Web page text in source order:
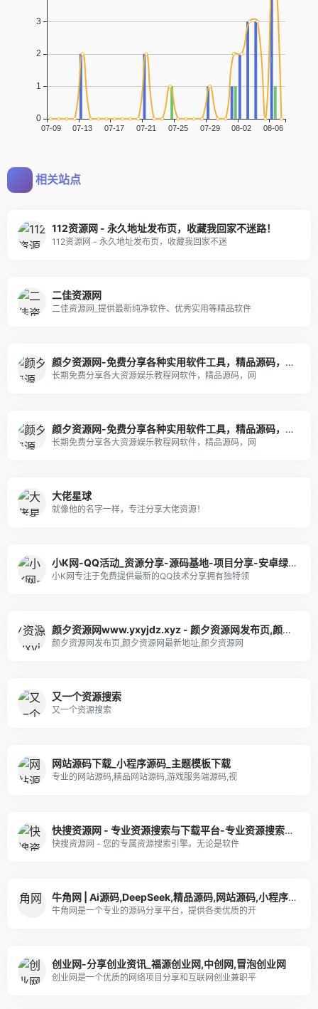
相关站点
112资源网 - 永久地址发布页，收藏我回家不迷路！
112资源网 - 永久地址发布页，收藏我回家不迷
二佳资源网
二佳资源网_提供最新纯净软件、优秀实用等精品软件
颜夕资源网-免费分享各种实用软件工具，精品源码，网上赚钱技巧，热门项目，COSER网红图片视频等等
长期免费分享各大资源娱乐教程网软件，精品源码，网
颜夕资源网-免费分享各种实用软件工具，精品源码，网上赚钱技巧，热门项目，COSER网红图片视频等等
长期免费分享各大资源娱乐教程网软件，精品源码，网
大佬星球
就像他的名字一样，专注分享大佬资源！
小K网-QQ活动_资源分享-源码基地-项目分享-安卓绿色软件基地
小K网专注于免费提供最新的QQ技术分享拥有独特领
颜夕资源网www.yxyjdz.xyz - 颜夕资源网发布页,颜夕资源网最新地址,颜夕资源网网址
颜夕资源网发布页,颜夕资源网最新地址,颜夕资源网
又一个资源搜索
又一个资源搜索
网站源码下载_小程序源码_主题模板下载
专业的网站源码,精品网站源码,游戏服务端源码,视
快搜资源网 - 专业资源搜索与下载平台-专业资源搜索与下载平台-专业资源搜索与下载平台
快搜资源网 - 您的专属资源搜索引擎。无论是软件
牛角网 | Ai源码,DeepSeek,精品源码,网站源码,小程序源码,公众号模块,APP源码
牛角网是一个专业的源码分享平台，提供各类优质的开
创业网-分享创业资讯_福源创业网,中创网,冒泡创业网
创业网是一个优质的网络项目分享和互联网创业兼职平